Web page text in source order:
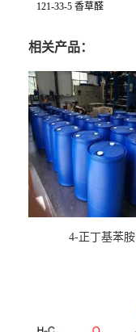
121-33-5 香草醛
相关产品：
4-正丁基苯胺